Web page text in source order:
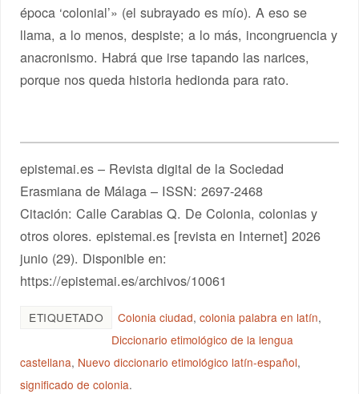
época ‘colonial’» (el subrayado es mío). A eso se
llama, a lo menos, despiste; a lo más, incongruencia y
anacronismo. Habrá que irse tapando las narices,
porque nos queda historia hedionda para rato.
epistemai.es – Revista digital de la Sociedad
Erasmiana de Málaga – ISSN: 2697-2468
Citación: Calle Carabias Q. De Colonia, colonias y
otros olores. epistemai.es [revista en Internet] 2026
junio (29). Disponible en:
https://epistemai.es/archivos/10061
ETIQUETADO Colonia ciudad,colonia palabra en latín,
Diccionario etimológico de la lengua
castellana, Nuevo diccionario etimológico latín-español,
significado de colonia.